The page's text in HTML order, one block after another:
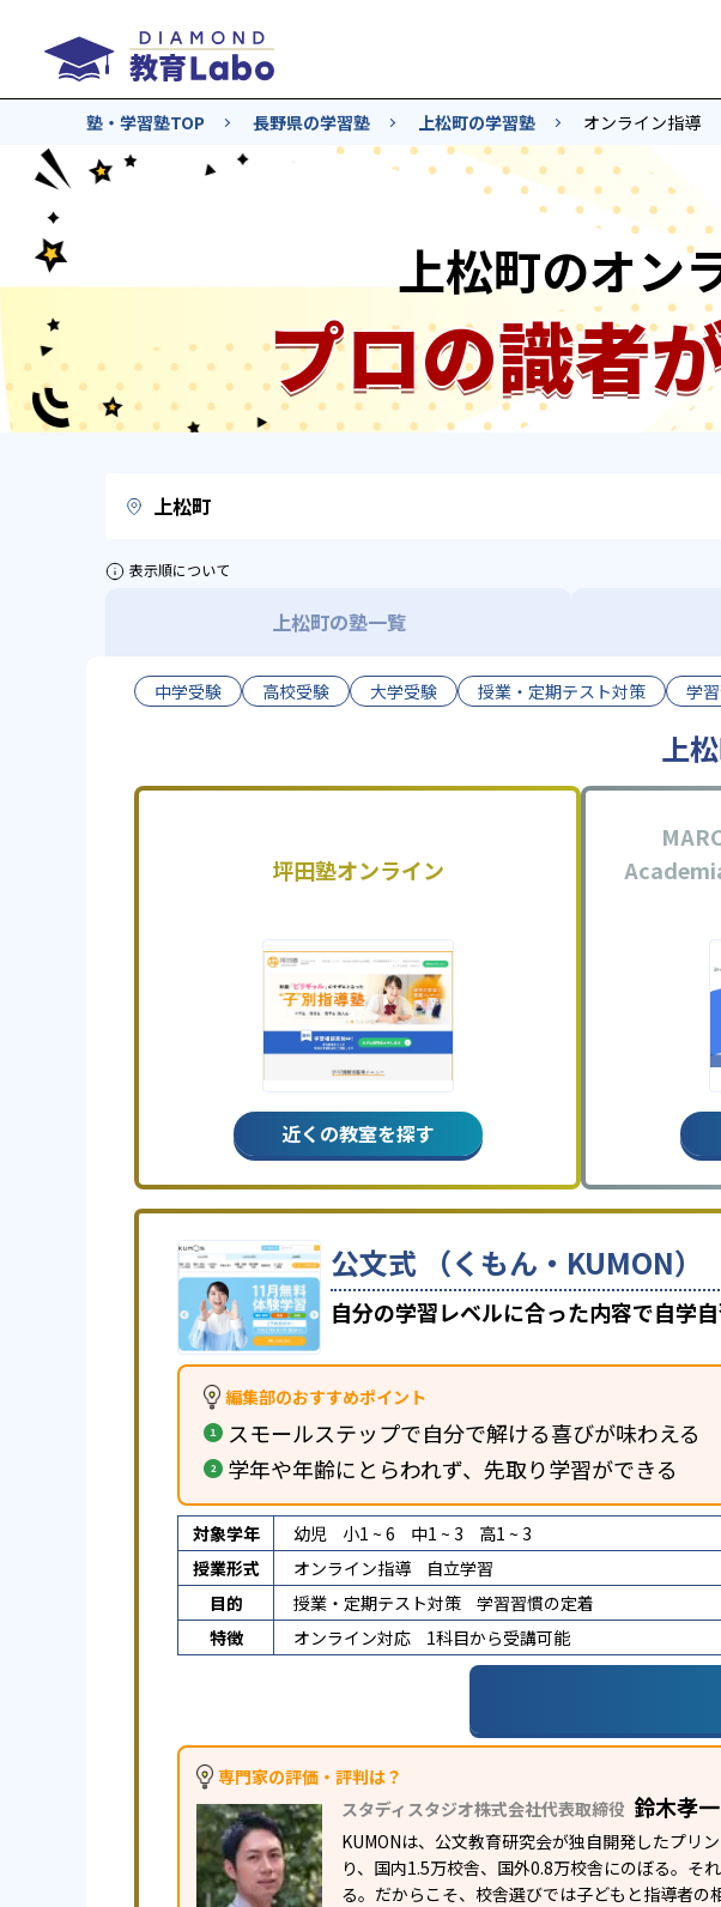
塾・学習塾TOP 長野県の学習塾 上松町の学習塾 オンライン指導
上松町のオン
プロの識者
上松町
表示順について
上松町の塾一覧
中学受験 高校受験 大学受験 授業・定期テスト対策 学
上
坪田塾オンライン
近くの教室を探す
公文式 （くもん・KUMON）
自分の学習レベルに合った内容で自学
編集部のおすすめポイント
スモールステップで自分で解ける喜びが味わえる
学年や年齢にとらわれず、先取り学習ができる
対象学年 幼児 小1 ~ 6 中1 ~ 3
高1 ~ 3
授業形式
オンライン指導
自立学習
目的
授業・定期テスト対策
学習習慣の定着
特徴
オンライン対応 1科目から受講可能
専門家の評価・評判は？
スタディスタジオ株式会社代表取締役 鈴木孝一
KUMONは、公文教育研究会が独自開発したプリ
り、国内1.5万校舎、国外0.8万校舎にのぼる。そ
る。だからこそ、校舎選びでは子どもと指導者